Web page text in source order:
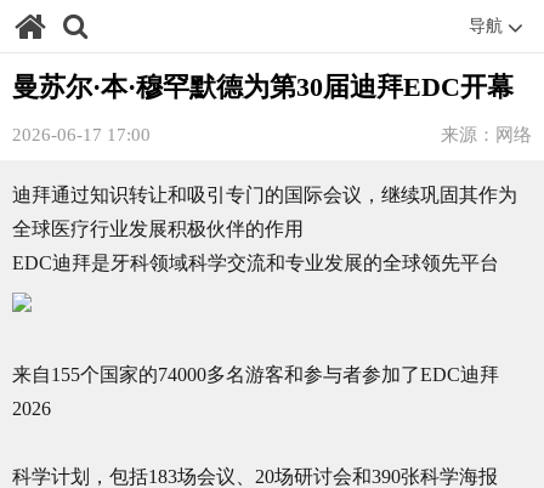
导航
曼苏尔·本·穆罕默德为第30届迪拜EDC开幕
2026-06-17 17:00 来源：网络
迪拜通过知识转让和吸引专门的国际会议，继续巩固其作为
全球医疗行业发展积极伙伴的作用
EDC迪拜是牙科领域科学交流和专业发展的全球领先平台
来自155个国家的74000多名游客和参与者参加了EDC迪拜
2026
科学计划，包括183场会议、20场研讨会和390张科学海报